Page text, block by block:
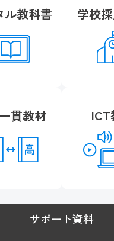
ル教科書 学校
貫教材
サポート資料